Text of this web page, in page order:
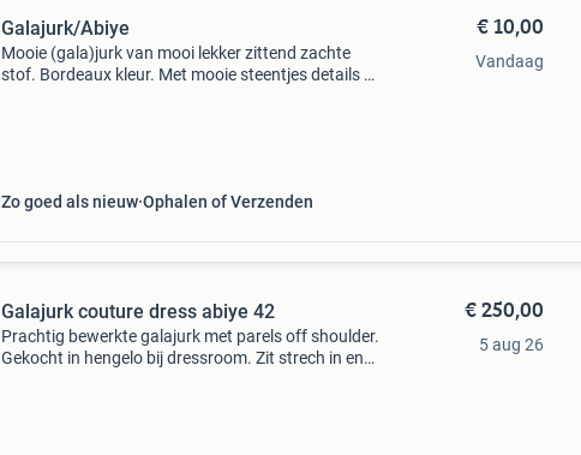
Galajurk/Abiye
Mooie (gala)jurk van mooi lekker zittend zachte
stof. Bordeaux kleur. Met mooie steentjes details bij
Zo goed als nieuw Ophalen of Verzenden
€ 10,00
Vandaag
Galajurk couture dress abiye 42
Prachtig bewerkte galajurk met parels off shoulder.
Gekocht in hengelo bij dressroom. Zit strech in en
€ 250,00
5 aug 26